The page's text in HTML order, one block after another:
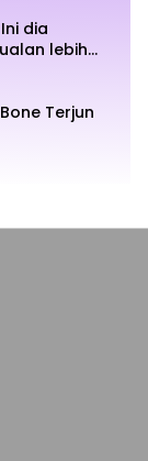
dia
lebih
Terjun